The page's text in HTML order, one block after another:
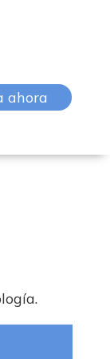
ahora